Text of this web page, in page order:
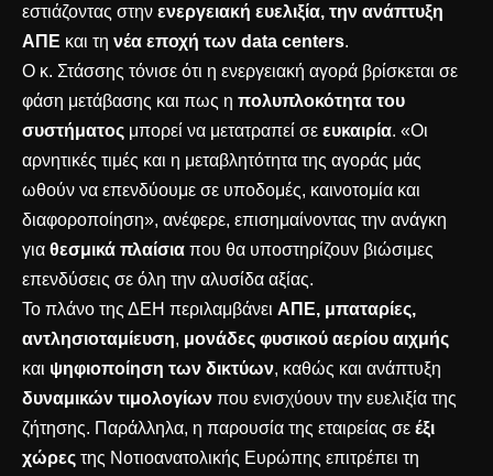
εστιάζοντας στην ενεργειακή ευελιξία, την ανάπτυξη
ΑΠΕ και τη νέα εποχή των data centers.
Ο κ. Στάσσης τόνισε ότι η ενεργειακή αγορά βρίσκεται σε
φάση μετάβασης και πως η πολυπλοκότητα του
συστήματος μπορεί να μετατραπεί σε ευκαιρία. «Οι
αρνητικές τιμές και η μεταβλητότητα της αγοράς μάς
ωθούν να επενδύουμε σε υποδομές, καινοτομία και
διαφοροποίηση», ανέφερε, επισημαίνοντας την ανάγκη
για θεσμικά πλαίσια που θα υποστηρίζουν βιώσιμες
επενδύσεις σε όλη την αλυσίδα αξίας.
Το πλάνο της ΔΕΗ περιλαμβάνει ΑΠΕ, μπαταρίες,
αντλησιοταμίευση, μονάδες φυσικού αερίου αιχμής
και ψηφιοποίηση των δικτύων, καθώς και ανάπτυξη
δυναμικών τιμολογίων που ενισχύουν την ευελιξία της
ζήτησης. Παράλληλα, η παρουσία της εταιρείας σε έξι
χώρες της Νοτιοανατολικής Ευρώπης επιτρέπει τη